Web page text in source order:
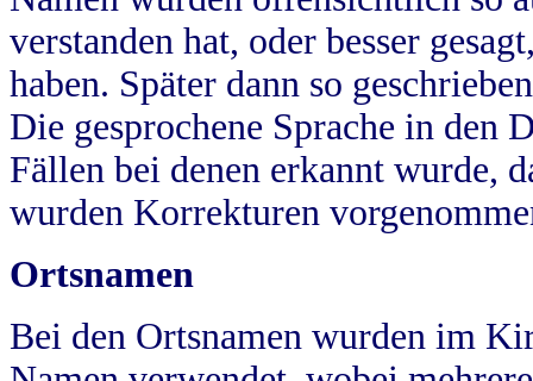
verstanden hat, oder besser
haben. Später dann so
Die gesprochene Sprache in
Fällen bei denen erkannt wurde,
wurden Korrekturen
Ortsnamen
Bei den Ortsnamen wurden im